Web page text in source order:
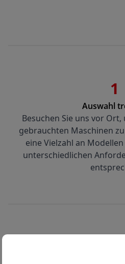
1
Auswahl
Besuchen Sie uns vor
gebrauchten Maschinen
eine Vielzahl an
unterschiedlichen
2